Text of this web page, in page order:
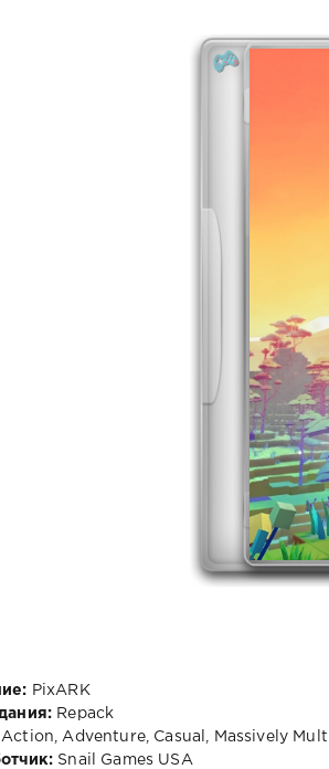
PixARK
Repack
Action, Adventure, Casual, Massively
Snail Games USA